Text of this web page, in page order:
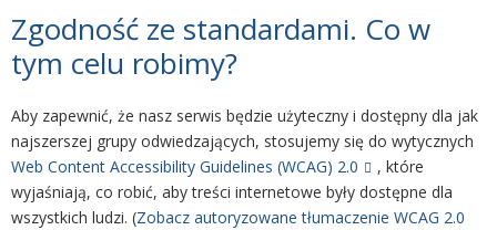
Zgodność ze standardami. Co w
tym celu robimy?
Aby zapewnić, że nasz serwis będzie użyteczny i dostępny dla jak
najszerszej grupy odwiedzających, stosujemy się do wytycznych
Web Content Accessibility Guidelines (WCAG) 2.0
, które
wyjaśniają, co robić, aby treści internetowe były dostępne dla
wszystkich ludzi. (Zobacz autoryzowane tłumaczenie WCAG 2.0